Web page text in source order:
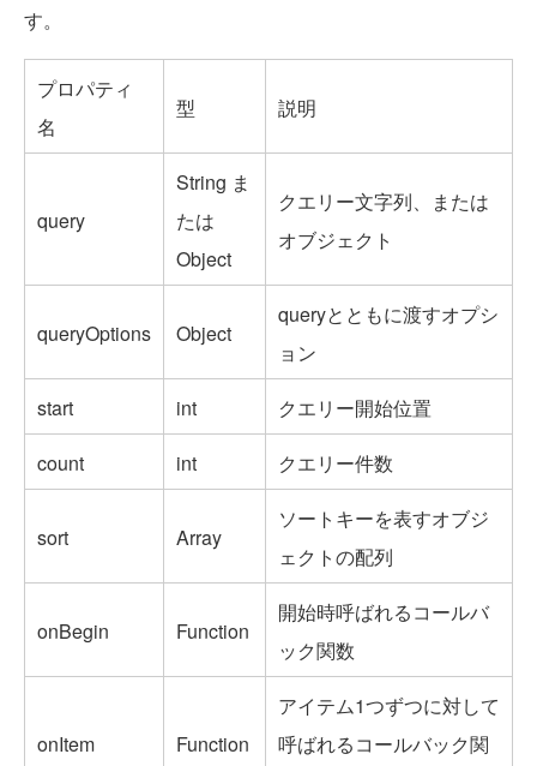
す。
プロパティ
名
型 説明
query
String ま
たは
Object
クエリー文字列、または
オブジェクト
queryOptions Object
queryとともに渡すオプシ
ョン
start
int
クエリー開始位置
count
int クエリー件数
sort Array
ソートキーを表すオブジ
ェクトの配列
onBegin Function
開始時呼ばれるコールバ
ック関数
onItem Function
アイテム1つずつに対して
呼ばれるコールバック関